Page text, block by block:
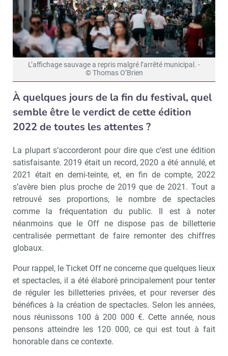
L’affichage sauvage a repris malgré l’arrêté municipal. -
© Thomas O’Brien
À quelques jours de la fin du festival, quel
semble être le verdict de cette édition
2022 de toutes les attentes ?
La plupart s’accorderont pour dire que c’est une édition
satisfaisante. 2019 était un record, 2020 a été annulé, et
2021 était en demi-teinte, et, en fin de compte, 2022
s’avère bien plus proche de 2019 que de 2021. Tout a
retrouvé ses proportions, le nombre de spectacles
comme la fréquentation du public. Il est à noter
néanmoins que le Off ne dispose pas de billetterie
centralisée permettant de faire remonter des chiffres
globaux.
Pour rappel, le Ticket Off ne concerne que quelques lieux
et spectacles, il a été élaboré principalement pour tenter
de réguler les billetteries privées, et pour reverser des
bénéfices à la création de spectacles. Selon les années,
nous réunissons 100 à 200 000 €. Cette année, nous
pensons atteindre les 120 000, ce qui est tout à fait
honorable dans ce contexte.